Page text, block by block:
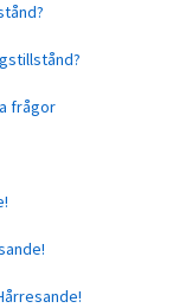
frågor